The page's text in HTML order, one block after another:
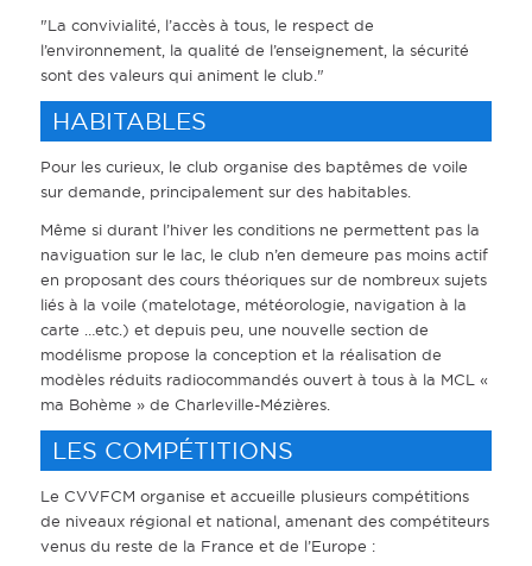
"La convivialité, l’accès à tous, le respect de
l’environnement, la qualité de l’enseignement, la sécurité
sont des valeurs qui animent le club."
HABITABLES
Pour les curieux, le club organise des baptêmes de voile
sur demande, principalement sur des habitables.
Même si durant l’hiver les conditions ne permettent pas la
naviguation sur le lac, le club n’en demeure pas moins actif
en proposant des cours théoriques sur de nombreux sujets
liés à la voile (matelotage, météorologie, navigation à la
carte …etc.) et depuis peu, une nouvelle section de
modélisme propose la conception et la réalisation de
modèles réduits radiocommandés ouvert à tous à la MCL «
ma Bohème » de Charleville-Mézières.
LES COMPÉTITIONS
Le CVVFCM organise et accueille plusieurs compétitions
de niveaux régional et national, amenant des compétiteurs
venus du reste de la France et de l’Europe :